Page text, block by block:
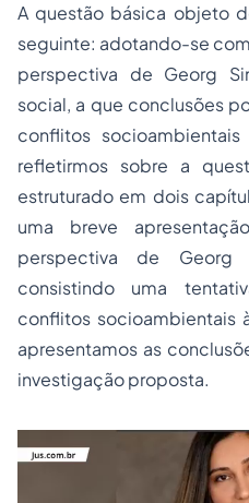
A questão básica objeto
seguinte: adotando-se
perspectiva de Georg
social, a que conclusões
conflitos
refletirmos sobre a
estruturado em dois
uma breve
perspectiva de
consistindo uma
conflitos socioambientais
apresentamos as
investigação proposta.